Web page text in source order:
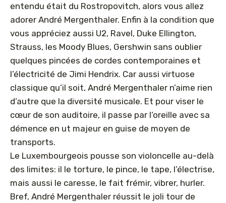
entendu était du Rostropovitch, alors vous allez
adorer André Mergenthaler. Enfin à la condition que
vous appréciez aussi U2, Ravel, Duke Ellington,
Strauss, les Moody Blues, Gershwin sans oublier
quelques pincées de cordes contemporaines et
l’électricité de Jimi Hendrix. Car aussi virtuose
classique qu’il soit, André Mergenthaler n’aime rien
d’autre que la diversité musicale. Et pour viser le
cœur de son auditoire, il passe par l’oreille avec sa
démence en ut majeur en guise de moyen de
transports.
Le Luxembourgeois pousse son violoncelle au-delà
des limites: il le torture, le pince, le tape, l’électrise,
mais aussi le caresse, le fait frémir, vibrer, hurler.
Bref, André Mergenthaler réussit le joli tour de